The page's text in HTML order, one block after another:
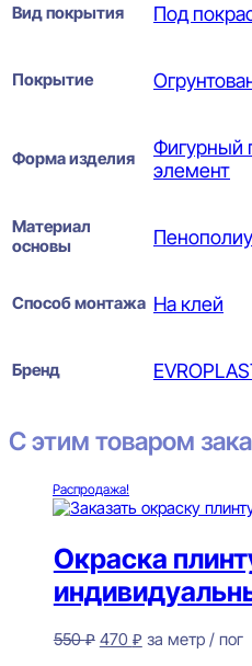
Вид покрытия Под
Покрытие
Форма изделия Фигурный
элемент
Материал
основы
Способ монтажа На клей
Бренд
С этим товаром
Распродажа!
Окраска
550₽ Первоначальная
470 ₽Текущая
за метр / пог